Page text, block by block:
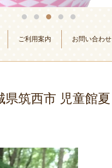
ご利用案内 お問い合わせ
筑西市 児童館夏